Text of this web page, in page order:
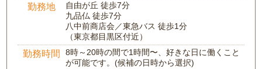
勤務地
自由が丘 徒歩7分
九品仏 徒歩7分
八中前商店会／東急バス 徒歩1分
（東京都目黒区付近）
勤務時間
8時～20時の間で1時間〜、好きな日に働くこと
が可能です。(候補の日時から選択)